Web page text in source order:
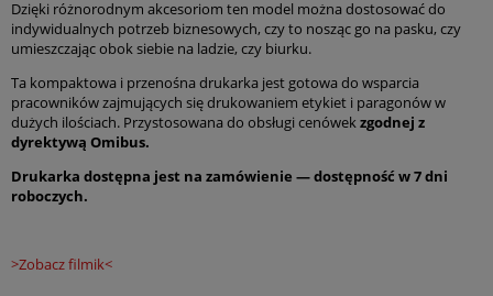
Dzięki różnorodnym akcesoriom ten model można dostosować do
indywidualnych potrzeb biznesowych, czy to nosząc go na pasku, czy
umieszczając obok siebie na ladzie, czy biurku.
Ta kompaktowa i przenośna drukarka jest gotowa do wsparcia
pracowników zajmujących się drukowaniem etykiet i paragonów w
dużych ilościach. Przystosowana do obsługi cenówek zgodnej z
dyrektywą Omibus.
Drukarka dostępna jest na zamówienie — dostępność w 7 dni
roboczych.
>Zobacz filmik<